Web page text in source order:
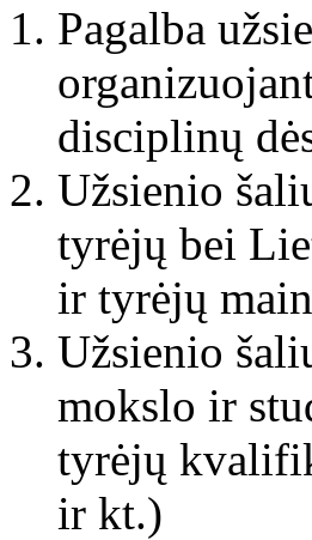
Pagalba
disciplinų
Užsienio
tyrėjų bei
ir tyrėjų
Užsienio
mokslo ir
tyrėjų
ir kt.)